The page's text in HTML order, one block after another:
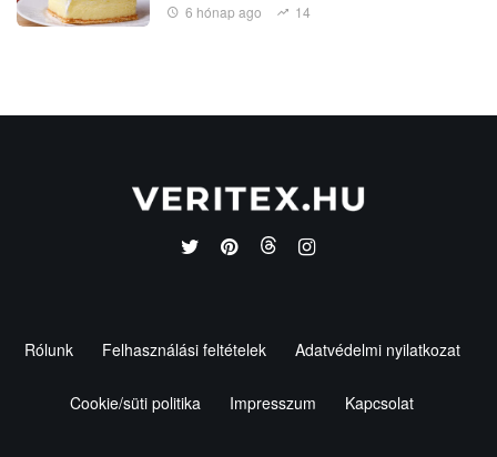
6 hónap ago 14
Rólunk Felhasználási feltételek Adatvédelmi nyilatkozat
Cookie/süti politika Impresszum Kapcsolat